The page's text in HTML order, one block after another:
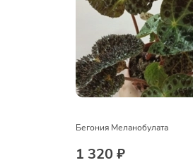
Бегония Меланобулата
1 320 ₽